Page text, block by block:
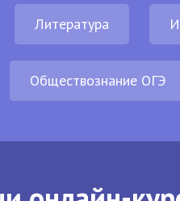
Литература
Обществознание ОГЭ